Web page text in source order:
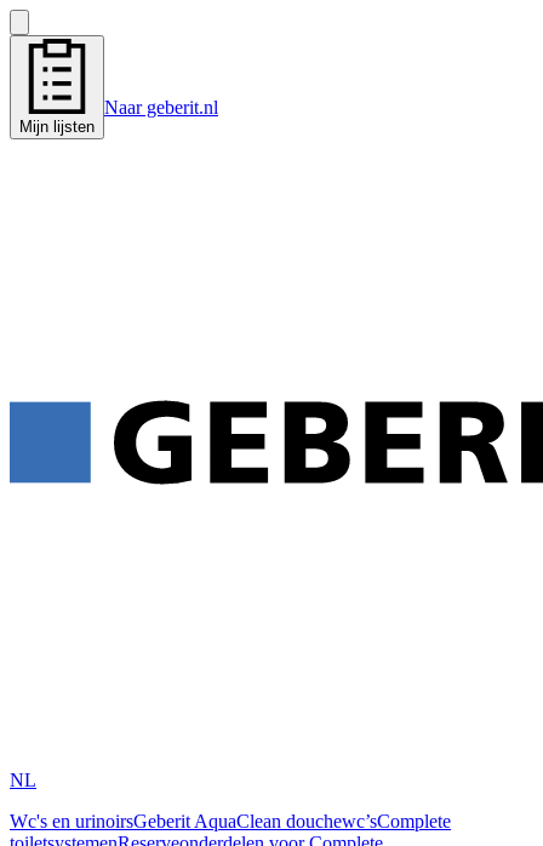
Mijn lijsten
Naar geberit.nl
NL
Wc's en urinoirsGeberit AquaClean douchewc’sComplete